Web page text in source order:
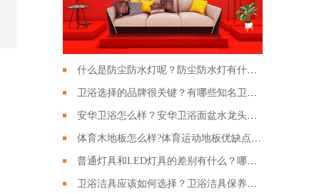
什么是防尘防水灯呢？防尘防水灯有什么特点？
安华卫浴怎么样？安华卫浴面盆水龙头应该如何搭配？
普通灯具和LED灯具的差别有什么？哪种LED灯具更好呢？
卫浴洁具应该如何选择？卫浴洁具保养的时候需要注意哪些？